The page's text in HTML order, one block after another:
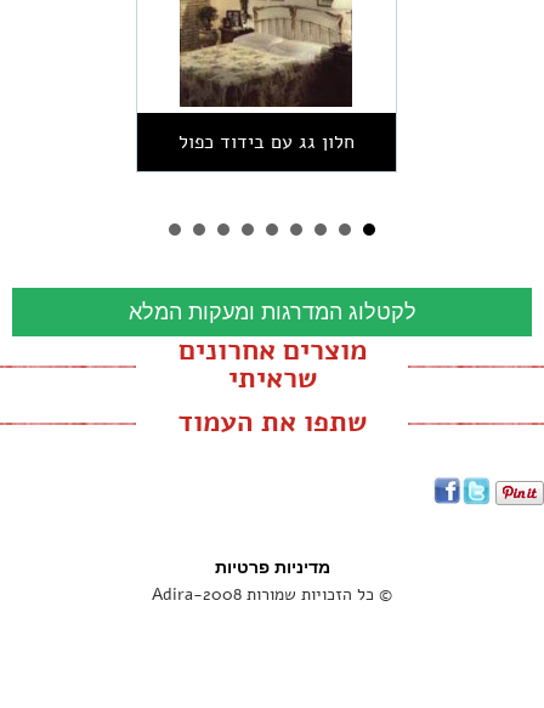
חלון גג עם בידוד כפול
לקטלוג המדרגות ומעקות המלא
מוצרים אחרונים
שראיתי
שתפו את העמוד
מדיניות פרטיות
© כל הזכויות שמורות Adira-2008